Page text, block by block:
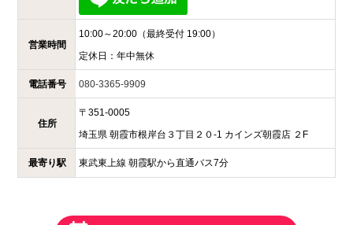
営業時間
10:00～20:00（最終受付 19:00）
定休日： 年中無休
電話番号 080-3365-9909
住所
〒 351-0005
埼玉県 朝霞市根岸台３丁目２０-1 カインズ朝霞店 ２F
最寄り駅 東武東上線 朝霞駅から直通バス7分